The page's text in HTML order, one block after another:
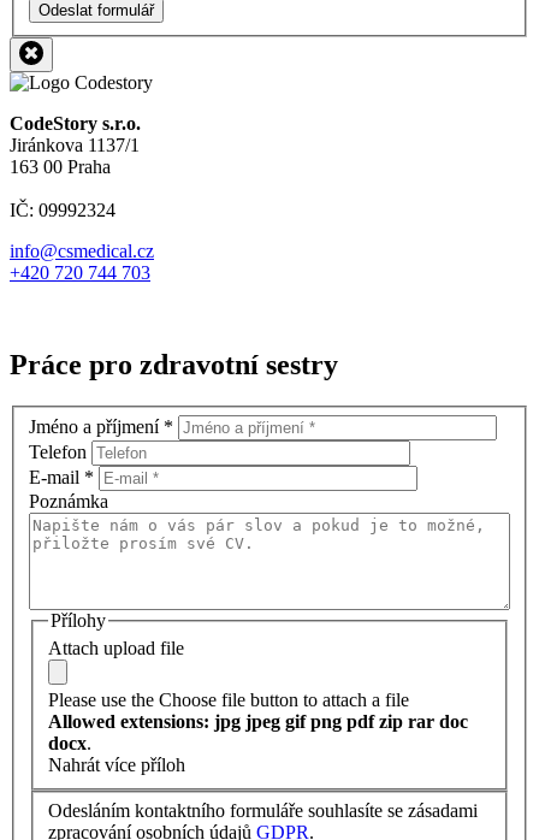
Odeslat formulář
CodeStory s.r.o.
Jiránkova 1137/1
163 00 Praha
IČ: 09992324
info@csmedical.cz
+420 720 744 703
Práce pro zdravotní sestry
Jméno a příjmení *
Telefon
E-mail *
Poznámka
Přílohy
Attach upload file
Please use the Choose file button to attach a file
Allowed extensions: jpg jpeg gif png pdf zip rar doc
docx.
Nahrát více příloh
Odesláním kontaktního formuláře souhlasíte se zásadami
zpracování osobních údajů GDPR.